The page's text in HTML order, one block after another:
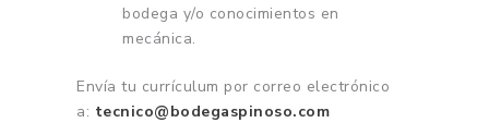
bodega y/o conocimientos en
mecánica.
Envía tu currículum por correo electrónico
a: tecnico@bodegaspinoso.com